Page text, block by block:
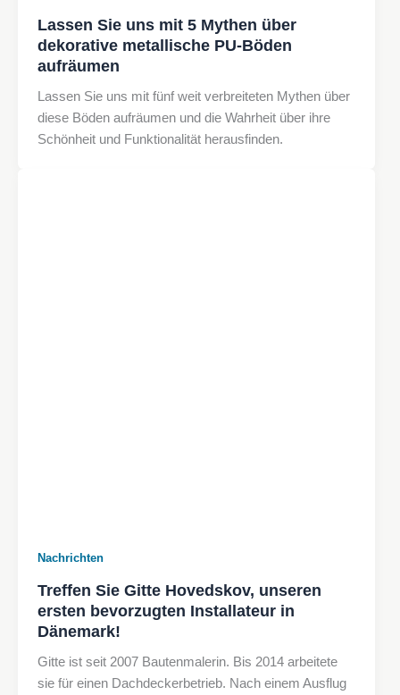
Lassen Sie uns mit 5 Mythen über
dekorative metallische PU-Böden
aufräumen
Lassen Sie uns mit fünf weit verbreiteten Mythen über
diese Böden aufräumen und die Wahrheit über ihre
Schönheit und Funktionalität herausfinden.
Nachrichten
Treffen Sie Gitte Hovedskov, unseren
ersten bevorzugten Installateur in
Dänemark!
Gitte ist seit 2007 Bautenmalerin. Bis 2014 arbeitete
sie für einen Dachdeckerbetrieb. Nach einem Ausflug